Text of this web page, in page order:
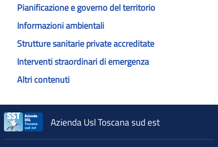
Pianificazione e governo del territorio
Informazioni ambientali
Strutture sanitarie private accreditate
Interventi straordinari di emergenza
Altri contenuti
Azienda Usl Toscana sud est